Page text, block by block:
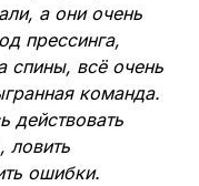
а они очень
прессинга,
спины, всё очень
команда.
действовать
ловить
ошибки.